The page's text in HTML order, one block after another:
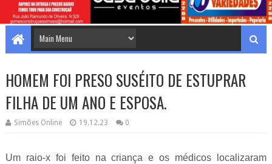
HOMEM FOI PRESO SUSÉITO DE ESTUPRAR
FILHA DE UM ANO E ESPOSA.
Simões Online 19.12.23 0
Um raio-x foi feito na criança e os médicos localizaram